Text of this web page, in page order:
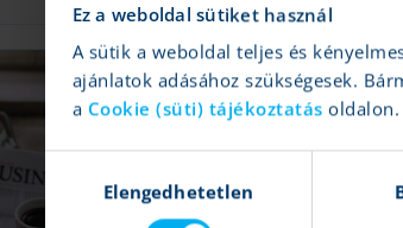
Ez a weboldal sütiket használ
A sütik a weboldal teljes és
ajánlatok adásához szükségesek.
a Cookie (süti) tájékoztatás oldalon.
kiválasztásaElengedhetetlen
Tovább